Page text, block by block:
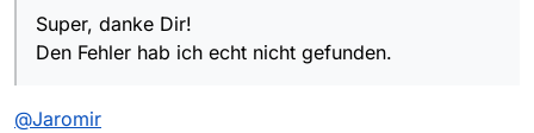
Super, danke Dir!
Den Fehler hab ich echt nicht gefunden.
@Jaromir